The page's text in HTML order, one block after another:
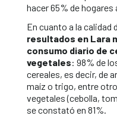
hacer 65% de hogares
En cuanto a la calidad
resultados en Lara
consumo diario de
vegetales: 98% de
cereales, es decir, de
maíz o trigo, entre
vegetales (cebolla,
se constató en 81%.